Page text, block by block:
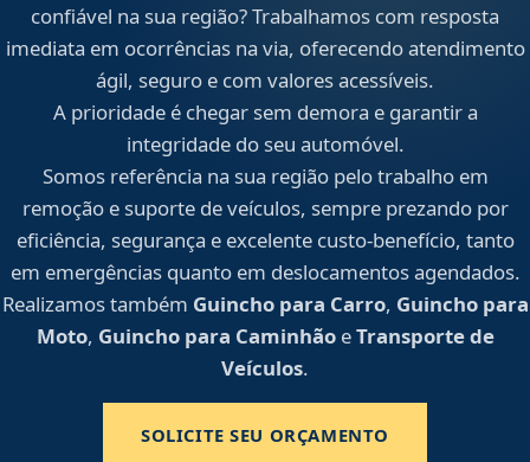
confiável na sua região? Trabalhamos com resposta
imediata em ocorrências na via, oferecendo atendimento
ágil, seguro e com valores acessíveis.
A prioridade é chegar sem demora e garantir a
integridade do seu automóvel.
Somos referência na sua região pelo trabalho em
remoção e suporte de veículos, sempre prezando por
eficiência, segurança e excelente custo-benefício, tanto
em emergências quanto em deslocamentos agendados.
Realizamos também Guincho para Carro, Guincho para
Moto, Guincho para CaminhãoeTransporte de
Veículos.
SOLICITE SEU ORÇAMENTO